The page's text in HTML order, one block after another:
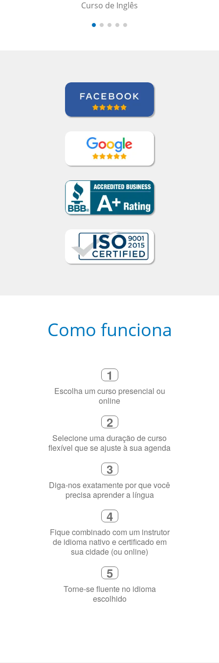
Curso de Inglês
Como funciona
1
Escolha um curso presencial ou
online
2
Selecione uma duração de curso
flexível que se ajuste à sua agenda
3
Diga-nos exatamente por que você
precisa aprender a língua
4
Fique combinado com um instrutor
de idioma nativo e certificado em
sua cidade (ou online)
5
Torne-se fluente no idioma
escolhido